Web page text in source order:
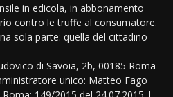
in edicola, in abbonamento
contro le truffe al consumatore.
sola parte: quella del cittadino
di Savoia, 2b, 00185 Roma
unico: Matteo Fago
149/2015 del 24.07.2015 |